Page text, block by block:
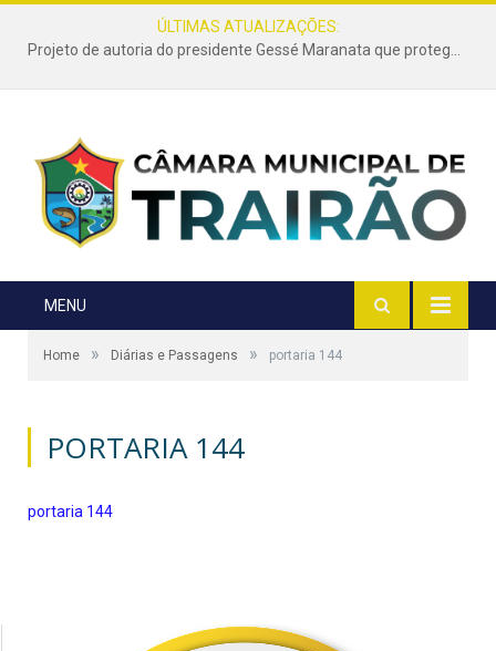
ÚLTIMAS ATUALIZAÇÕES:
Projeto de autoria do presidente Gessé Maranata que protege as estradas vicinais de Trairão é transformado em lei
MENU
Home » Diárias e Passagens » portaria 144
PORTARIA 144
portaria 144